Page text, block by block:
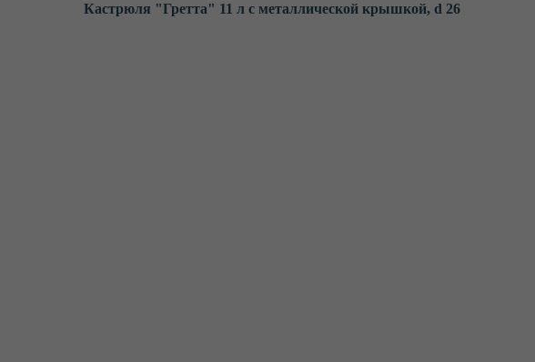
Кастрюля "Гретта" 11 л с металлической крышкой, d 26